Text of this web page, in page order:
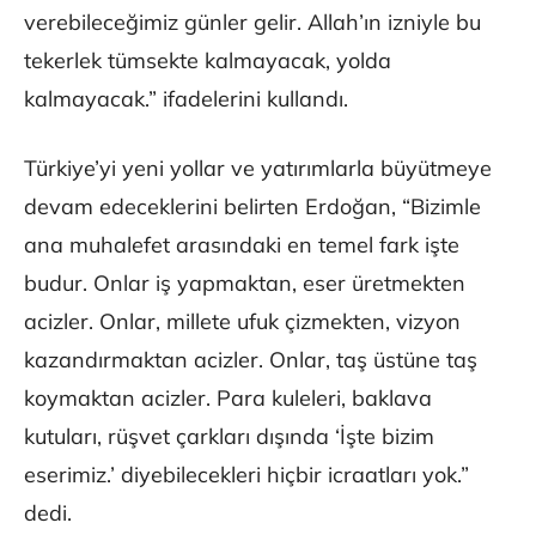
verebileceğimiz günler gelir. Allah’ın izniyle bu
tekerlek tümsekte kalmayacak, yolda
kalmayacak.” ifadelerini kullandı.
Türkiye’yi yeni yollar ve yatırımlarla büyütmeye
devam edeceklerini belirten Erdoğan, “Bizimle
ana muhalefet arasındaki en temel fark işte
budur. Onlar iş yapmaktan, eser üretmekten
acizler. Onlar, millete ufuk çizmekten, vizyon
kazandırmaktan acizler. Onlar, taş üstüne taş
koymaktan acizler. Para kuleleri, baklava
kutuları, rüşvet çarkları dışında ‘İşte bizim
eserimiz.’ diyebilecekleri hiçbir icraatları yok.”
dedi.